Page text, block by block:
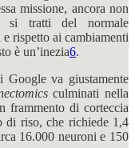
missione, ancora non
si tratti del normale
rispetto ai cambiamenti
è un’inezia6.
Google va giustamente
culminati nella
frammento di corteccia
di riso, che richiede 1,4
16.000 neuroni e 150